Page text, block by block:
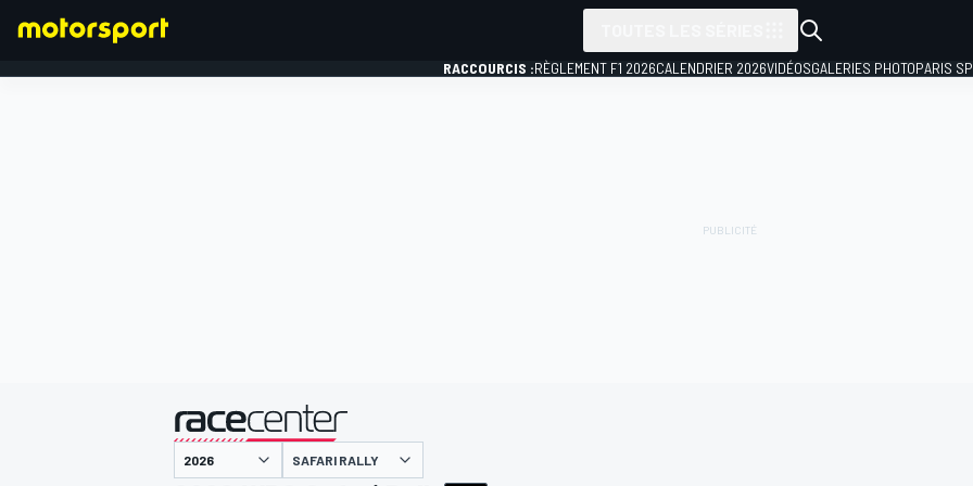
RACCOURCIS :RÈGLEMENT F1 2026CALENDRIER 2026VIDÉOSGALERIES PHOTOPARIS
présenté par
SAFARI RALLY